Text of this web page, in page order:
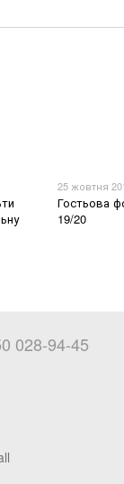
25 жовтня
Гостьова
19/20
028-94-45